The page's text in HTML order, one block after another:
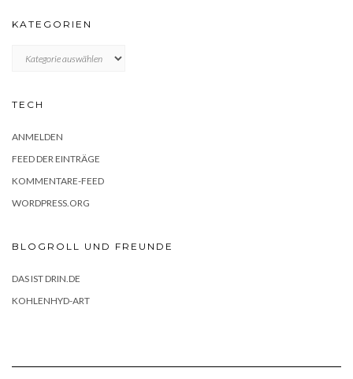
KATEGORIEN
TECH
ANMELDEN
FEED DER EINTRÄGE
KOMMENTARE-FEED
WORDPRESS.ORG
BLOGROLL UND FREUNDE
DAS IST DRIN.DE
KOHLENHYD-ART